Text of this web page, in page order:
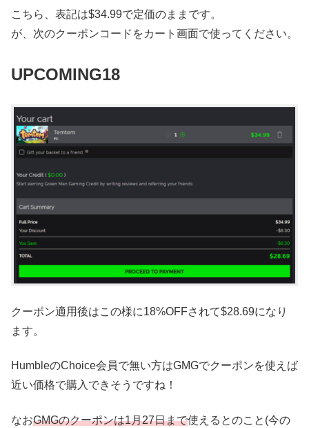
こちら、表記は$34.99で定価のままです。
が、次のクーポンコードをカート画面で使ってください。
UPCOMING18
クーポン適用後はこの様に18%OFFされて$28.69になり
ます。
HumbleのChoice会員で無い方はGMGでクーポンを使えば
近い価格で購入できそうですね！
なおGMGのクーポンは1月27日まで使えるとのこと(今の